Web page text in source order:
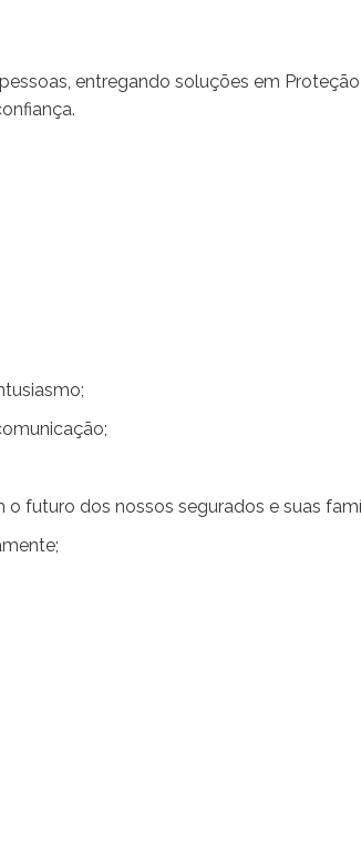
entregando soluções em Proteção
futuro dos nossos segurados e suas